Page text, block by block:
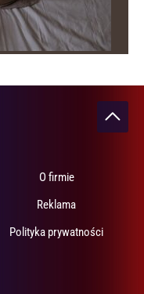
O firmie
Reklama
Polityka prywatności